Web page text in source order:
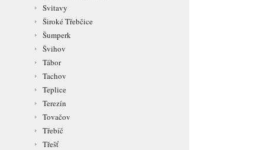
Svitavy
Široké Třebčice
Šumperk
Švihov
Tábor
Tachov
Teplice
Terezín
Tovačov
Třebíč
Třešť